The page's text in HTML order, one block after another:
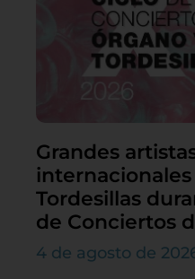
Grandes
Tordesillas
de Conciertos
4 de agosto de